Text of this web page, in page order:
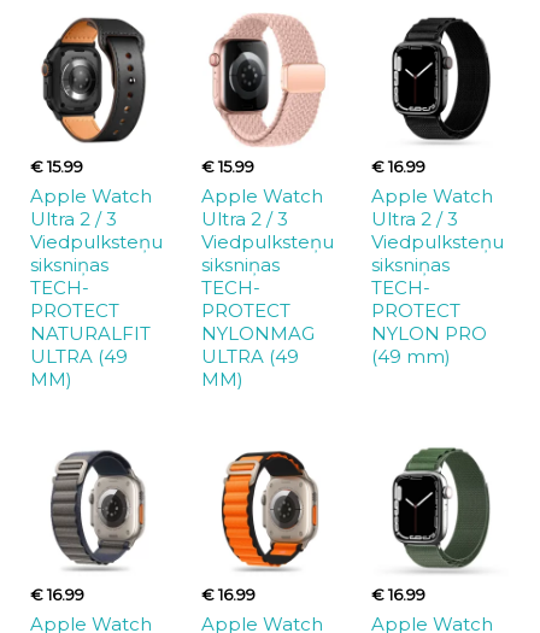
€ 15.99
Apple Watch
Ultra 2 / 3
Viedpulksteņu
siksniņas
TECH-
PROTECT
NATURALFIT
ULTRA (49
MM)
€ 15.99
Apple Watch
Ultra 2 / 3
Viedpulksteņu
siksniņas
TECH-
PROTECT
NYLONMAG
ULTRA (49
MM)
€ 16.99
Apple Watch
Ultra 2 / 3
Viedpulksteņu
siksniņas
TECH-
PROTECT
NYLON PRO
(49 mm)
€ 16.99
Apple Watch
€ 16.99
Apple Watch
€ 16.99
Apple Watch